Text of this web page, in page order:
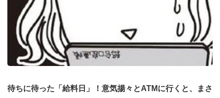
待ちに待った「給料日」！意気揚々とATMに行くと、まさ